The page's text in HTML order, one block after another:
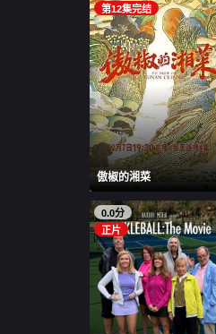
第12集完结
傲椒的湘菜
0.0分
正片